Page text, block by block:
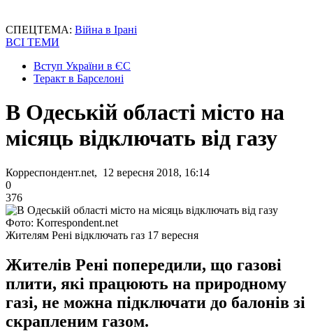
СПЕЦТЕМА: Війна в Ірані
ВСІ ТЕМИ
Вступ України в ЄС
Теракт в Барселоні
В Одеській області місто на
місяць відключать від газу
Корреспондент.net, 12 вересня 2018, 16:14
0
376
Фото: Korrespondent.net
Жителям Рені відключать газ 17 вересня
Жителів Рені попередили, що газові
плити, які працюють на природному
газі, не можна підключати до балонів зі
скрапленим газом.